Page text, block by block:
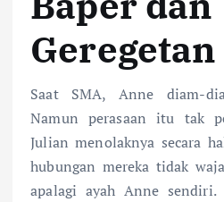
Geregetan
Saat SMA, Anne diam-
Namun perasaan itu tak
Julian menolaknya secara
hubungan mereka tidak
apalagi ayah Anne sendiri.